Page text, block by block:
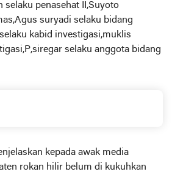
selaku penasehat II,Suyoto
suryadi selaku bidang
kabid investigasi,muklis
selaku anggota bidang
kepada awak media
rokan hilir belum di kukuhkan